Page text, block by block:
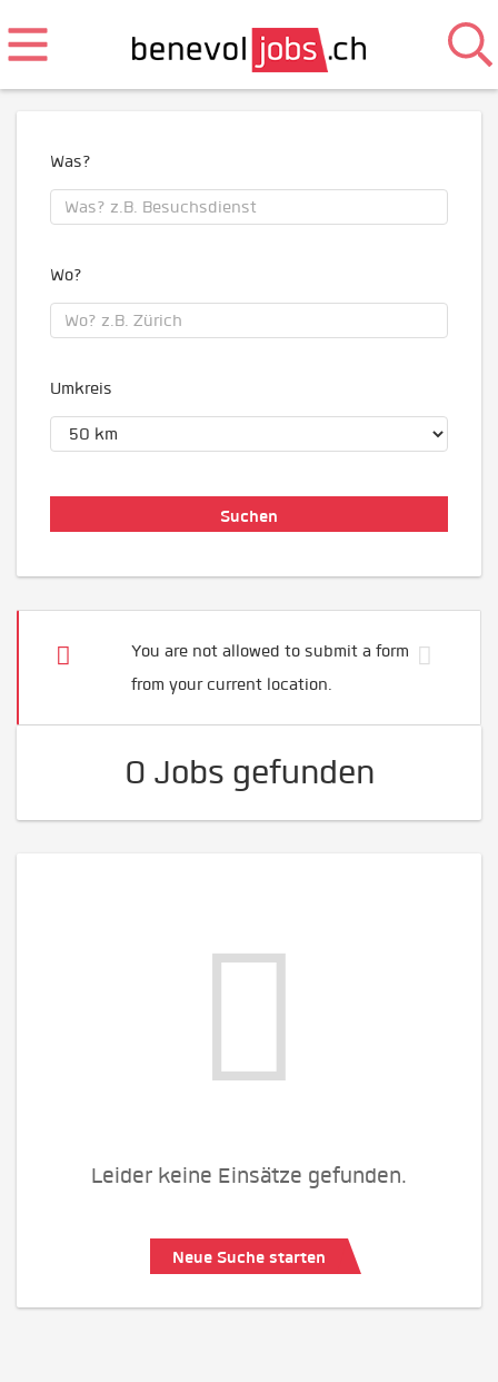
Was?
Wo?
Umkreis
You are not allowed to submit a form
from your current location.
0 Jobs gefunden
Leider keine Einsätze gefunden.
Neue Suche starten